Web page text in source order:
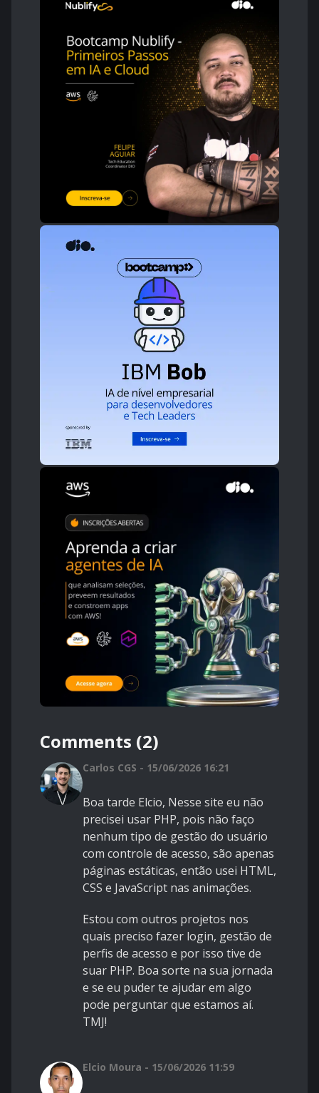
Comments (2)
Carlos CGS - 15/06/2026 16:21
Boa tarde Elcio, Nesse site eu não
precisei usar PHP, pois não faço
nenhum tipo de gestão do usuário
com controle de acesso, são apenas
páginas estáticas, então usei HTML,
CSS e JavaScript nas animações.
Estou com outros projetos nos
quais preciso fazer login, gestão de
perfis de acesso e por isso tive de
suar PHP. Boa sorte na sua jornada
e se eu puder te ajudar em algo
pode perguntar que estamos aí.
TMJ!
Elcio Moura - 15/06/2026 11:59